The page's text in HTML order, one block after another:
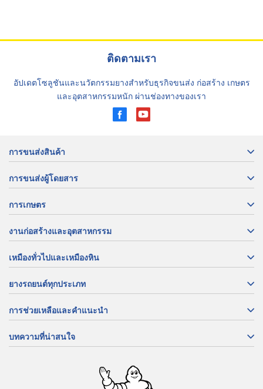
ติดตามเรา
อัปเดตโซลูชันและนวัตกรรมยางสำหรับธุรกิจขนส่ง ก่อสร้าง เกษตร
และอุตสาหกรรมหนัก ผ่านช่องทางของเรา
การขนส่งสินค้า
การขนส่งผู้โดยสาร
การเกษตร
งานก่อสร้างและอุตสาหกรรม
เหมืองทั่วไปและเหมืองหิน
ยางรถยนต์ทุกประเภท
การช่วยเหลือและคำแนะนำ
บทความที่น่าสนใจ